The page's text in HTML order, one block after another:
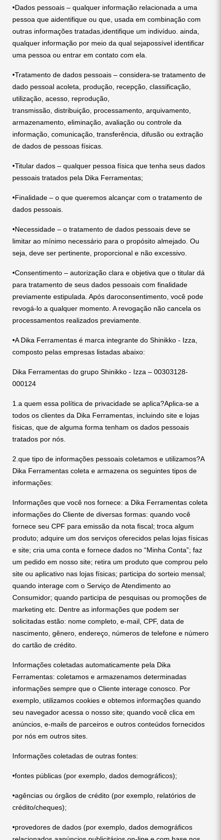
•Dados pessoais – qualquer informação relacionada a uma
pessoa que aidentifique ou que, usada em combinação com
outras informações tratadas,identifique um indivíduo. ainda,
qualquer informação por meio da qual sejapossível identificar
uma pessoa ou entrar em contato com ela.
•Tratamento de dados pessoais – considera-se tratamento de
dado pessoal acoleta, produção, recepção, classificação,
utilização, acesso, reprodução,
transmissão, distribuição, processamento, arquivamento,
armazenamento, eliminação, avaliação ou controle da
informação, comunicação, transferência, difusão ou extração
de dados de pessoas físicas.
•Titular dados – qualquer pessoa física que tenha seus dados
pessoais tratados pela Dika Ferramentas;
•Finalidade – o que queremos alcançar com o tratamento de
dados pessoais.
•Necessidade – o tratamento de dados pessoais deve se
limitar ao mínimo necessário para o propósito almejado. Ou
seja, deve ser pertinente, proporcional e não excessivo.
•Consentimento – autorização clara e objetiva que o titular dá
para tratamento de seus dados pessoais com finalidade
previamente estipulada. Após daroconsentimento, você pode
revogá-lo a qualquer momento. A revogação não cancela os
processamentos realizados previamente.
•A Dika Ferramentas é marca integrante do Shinikko - Izza,
composto pelas empresas listadas abaixo:
Dika Ferramentas do grupo Shinikko - Izza – 00303128-
000124
1.a quem essa política de privacidade se aplica?Aplica-se a
todos os clientes da Dika Ferramentas, incluindo site e lojas
físicas, que de alguma forma tenham os dados pessoais
tratados por nós.
2.que tipo de informações pessoais coletamos e utilizamos?A
Dika Ferramentas coleta e armazena os seguintes tipos de
informações:
Informações que você nos fornece: a Dika Ferramentas coleta
informações do Cliente de diversas formas: quando você
fornece seu CPF para emissão da nota fiscal; troca algum
produto; adquire um dos serviços oferecidos pelas lojas físicas
e site; cria uma conta e fornece dados no “Minha Conta”; faz
um pedido em nosso site; retira um produto que comprou pelo
site ou aplicativo nas lojas físicas; participa do sorteio mensal;
quando interage com o Serviço de Atendimento ao
Consumidor; quando participa de pesquisas ou promoções de
marketing etc. Dentre as informações que podem ser
solicitadas estão: nome completo, e-mail, CPF, data de
nascimento, gênero, endereço, números de telefone e número
do cartão de crédito.
Informações coletadas automaticamente pela Dika
Ferramentas: coletamos e armazenamos determinadas
informações sempre que o Cliente interage conosco. Por
exemplo, utilizamos cookies e obtemos informações quando
seu navegador acessa o nosso site; quando você clica em
anúncios, e-mails de parceiros e outros conteúdos fornecidos
por nós em outros sites.
Informações coletadas de outras fontes:
•fontes públicas (por exemplo, dados demográficos);
•agências ou órgãos de crédito (por exemplo, relatórios de
crédito/cheques);
•provedores de dados (por exemplo, dados demográficos